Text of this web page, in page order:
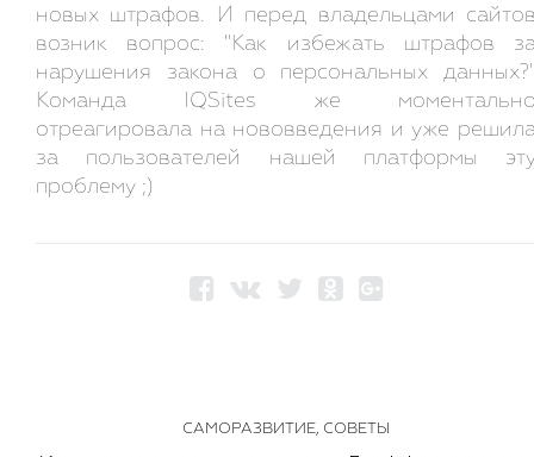
новых штрафов. И перед владельцами
возник вопрос: "Как избежать штрафов
нарушения закона о персональных
Команда IQSites же
отреагировала на нововведения и уже
за пользователей нашей платформы
проблему ;)
САМОРАЗВИТИЕ, СОВЕТЫ